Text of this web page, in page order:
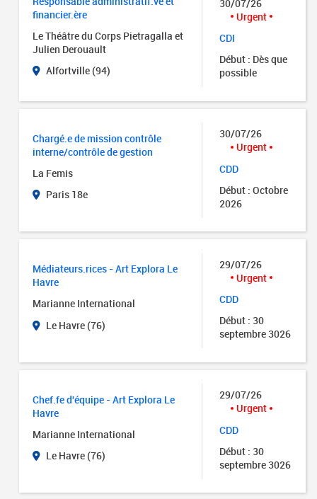
financier.ère
Le Théâtre du Corps Pietragalla et
Julien Derouault
Alfortville (94)
30/07/26
Urgent
CDI
Début : Dès que
possible
Chargé.e de mission contrôle
interne/contrôle de gestion
La Femis
Paris 18e
30/07/26
Urgent
CDD
Début : Octobre
2026
Médiateurs.rices - Art Explora Le
Havre
Marianne International
Le Havre (76)
29/07/26
Urgent
CDD
Début : 30
septembre 3026
Chef.fe d'équipe - Art Explora Le
Havre
Marianne International
Le Havre (76)
29/07/26
Urgent
CDD
Début : 30
septembre 3026